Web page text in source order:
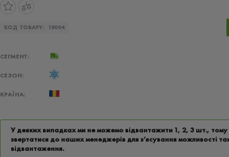
КОД ТОВАРУ: 19004
СЕГМЕНТ:
СЕЗОН:
КРАЇНА:
У деяких випадках ми не можемо відвантажити 1, 2, 3 шт.,
звертатися до наших менеджерів для з’ясування можливості
відвантаження.